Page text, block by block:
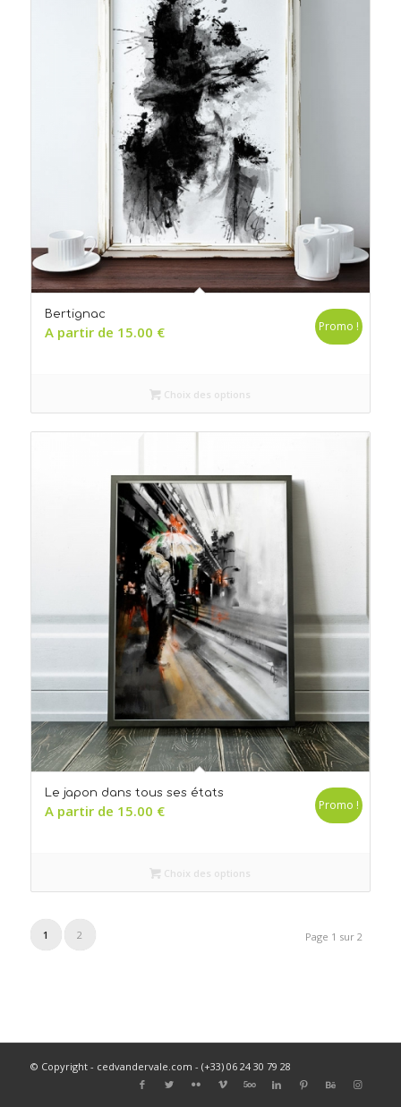
Bertignac
A partir de 15.00 € Promo !
Choix des options
Le japon dans tous ses états
A partir de 15.00 € Promo !
Choix des options
Page 1 sur 2
1 2
© Copyright - cedvandervale.com - (+33) 06 24 30 79 28